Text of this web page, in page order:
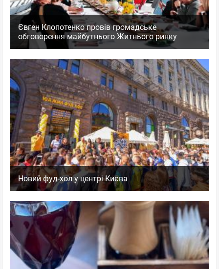
весняного...Показать полностью...
Золотой дукат ,Кофейня Оценка +1
пожаловаться
ответить
facebook twitter
Вероника
Гость
03.11.2012 10:28
Дукат на Льва Толстого
А что Дукат на Льва Толстого уже работает?????????????
superrr
Золотой дукат ,Кофейня Оценка +1
0
пожаловаться
ответить
facebook twitter
Євген Клопотенко провів громадське
обговорення майбутнього Житнього ринку
Новий фуд-хол у центрі Києва